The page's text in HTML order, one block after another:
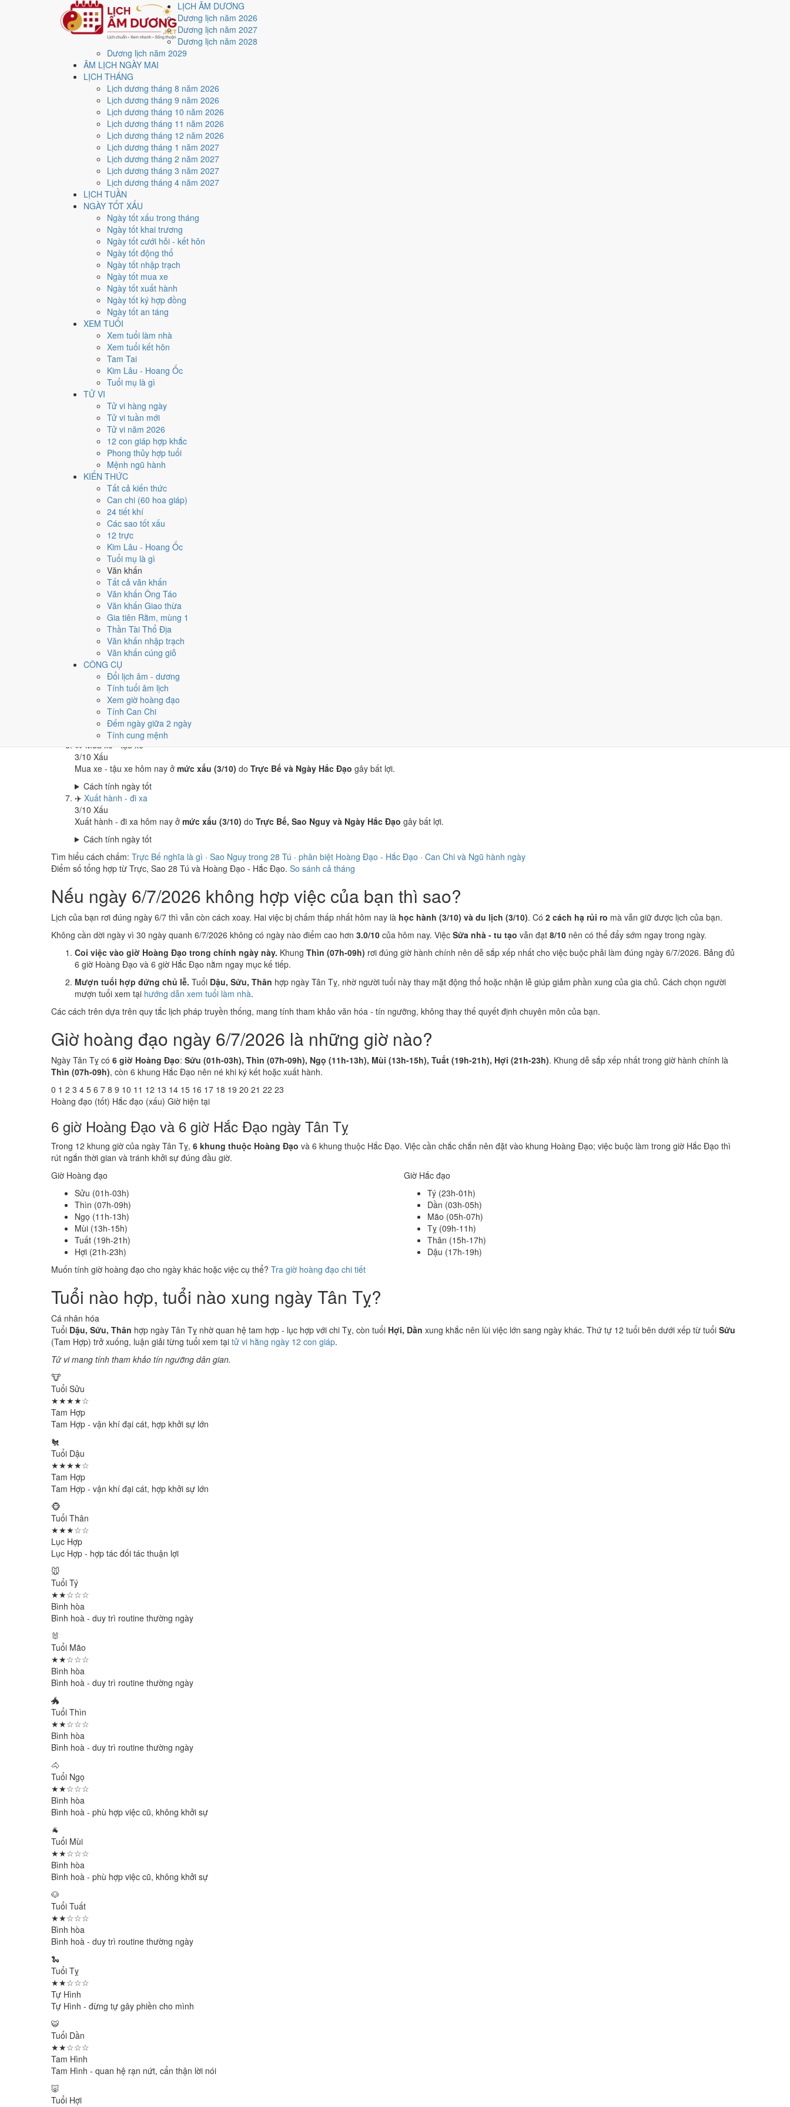
LỊCH ÂM DƯƠNG
Dương lịch năm 2026
Dương lịch năm 2027
Dương lịch năm 2028
Dương lịch năm 2029
ÂM LỊCH NGÀY MAI
LỊCH THÁNG
Lịch dương tháng 8 năm 2026
Lịch dương tháng 9 năm 2026
Lịch dương tháng 10 năm 2026
Lịch dương tháng 11 năm 2026
Lịch dương tháng 12 năm 2026
Lịch dương tháng 1 năm 2027
Lịch dương tháng 2 năm 2027
Lịch dương tháng 3 năm 2027
Lịch dương tháng 4 năm 2027
LỊCH TUẦN
NGÀY TỐT XẤU
Ngày tốt xấu trong tháng
Ngày tốt khai trương
Ngày tốt cưới hỏi - kết hôn
Ngày tốt động thổ
Ngày tốt nhập trạch
Ngày tốt mua xe
Ngày tốt xuất hành
Ngày tốt ký hợp đồng
Ngày tốt an táng
XEM TUỔI
Xem tuổi làm nhà
Xem tuổi kết hôn
Tam Tai
Kim Lâu - Hoang Ốc
Tuổi mụ là gì
TỬ VI
Tử vi hàng ngày
Tử vi tuần mới
Tử vi năm 2026
12 con giáp hợp khắc
Phong thủy hợp tuổi
Mệnh ngũ hành
KIẾN THỨC
Tất cả kiến thức
Can chi (60 hoa giáp)
24 tiết khí
Các sao tốt xấu
12 trực
Kim Lâu - Hoang Ốc
Tuổi mụ là gì
Văn khấn
Tất cả văn khấn
Văn khấn Ông Táo
Văn khấn Giao thừa
Gia tiên Rằm, mùng 1
Thần Tài Thổ Địa
Văn khấn nhập trạch
Văn khấn cúng giỗ
CÔNG CỤ
Đổi lịch âm - dương
Tính tuổi âm lịch
Xem giờ hoàng đạo
Tính Can Chi
Đếm ngày giữa 2 ngày
Tính cung mệnh
Trang chủ
Lịch năm 2026
Tháng 7/2026
Ngày 6/7/2026 (Tân Tỵ)
Xem ngày6/7/2026
Ngày 6/7/2026 dương lịch (Thứ Hai) là ngày 22/5/2026 âm lịch
điểm trung bình3.0/10cho các việc quan trọng. Giờ Hoàng Đạo trong ngày:
Ngày Dương
Ngày Âm
Tháng 7 năm 2026
Tháng 5 âm năm 2026
Giáp Ngọ
Ngày Tân Tỵ có TrựcBế (ngày đóng cửa, bế tắc) và gặp Sao
Dậu, Sửu, Thânhợp ngày; tuổi
Ngày 6/7/2026 tốt hay xấu cho việc gì?
Ngày 6/7/2026 đạt3.0/10trung bình cho 7 việc chính: cao nhất là
Vũ hắc đạo nên điểm từng việc chênh nhau như bảng dưới.
💍
Cưới hỏi - đính hôn
Xấu
Cưới hỏi - đính hôn hôm nay ở
Cách tính ngày tốt
Khai trương - mở cửa hàng
Xấu
Khai trương - mở cửa hàng hôm nay ở
Cách tính ngày tốt
Ký hợp đồng - giao ước
Xấu
Ký hợp đồng - giao ước hôm nay ở
Cách tính ngày tốt
Động thổ - khởi công
Xấu
Động thổ - khởi công hôm nay ở
Cách tính ngày tốt
Nhập trạch - vào nhà mới
Xấu
Nhập trạch - vào nhà mới hôm nay ở
Cách tính ngày tốt
🚗Mua xe - tậu xe
3/10 Xấu
Mua xe - tậu xe hôm nay ở mức xấu (3/10) do Trực Bế và Ngày Hắc Đạo gây bất lợi.
Cách tính ngày tốt
✈️ Xuất hành - đi xa
3/10 Xấu
Xuất hành - đi xa hôm nay ở mức xấu (3/10) do Trực Bế, Sao Nguy và Ngày Hắc Đạo gây bất lợi.
Cách tính ngày tốt
Tìm hiểu cách chấm: Trực Bế nghĩa là gì · Sao Nguy trong 28 Tú · phân biệt Hoàng Đạo - Hắc Đạo · Can Chi và Ngũ hành ngày
Điểm số tổng hợp từ Trực, Sao 28 Tú và Hoàng Đạo - Hắc Đạo. So sánh cả tháng
Nếu ngày 6/7/2026 không hợp việc của bạn thì sao?
Lịch của bạn rơi đúng ngày 6/7 thì vẫn còn cách xoay. Hai việc bị chấm thấp nhất hôm nay là học hành (3/10) và du lịch (3/10). Có 2 cách hạ rủi ro mà vẫn giữ được lịch của bạn.
Không cần dời ngày vì 30 ngày quanh 6/7/2026 không có ngày nào điểm cao hơn 3.0/10 của hôm nay. Việc Sửa nhà - tu tạo vẫn đạt 8/10 nên có thể đẩy sớm ngay trong ngày.
Coi việc vào giờ Hoàng Đạo trong chính ngày này. Khung Thìn (07h-09h) rơi đúng giờ hành chính nên dễ sắp xếp nhất cho việc buộc phải làm đúng ngày 6/7/2026. Bảng đủ
6 giờ Hoàng Đạo và 6 giờ Hắc Đạo nằm ngay mục kế tiếp.
Mượn tuổi hợp đứng chủ lễ. Tuổi Dậu, Sửu, Thân hợp ngày Tân Tỵ, nhờ người tuổi này thay mặt động thổ hoặc nhận lễ giúp giảm phần xung của gia chủ. Cách chọn người
mượn tuổi xem tại hướng dẫn xem tuổi làm nhà.
Các cách trên dựa trên quy tắc lịch pháp truyền thống, mang tính tham khảo văn hóa - tín ngưỡng, không thay thế quyết định chuyên môn của bạn.
Giờ hoàng đạo ngày 6/7/2026 là những giờ nào?
Ngày Tân Tỵ có 6 giờ Hoàng Đạo: Sửu (01h-03h), Thìn (07h-09h), Ngọ (11h-13h), Mùi (13h-15h), Tuất (19h-21h), Hợi (21h-23h). Khung dễ sắp xếp nhất trong giờ hành chính là
Thìn (07h-09h), còn 6 khung Hắc Đạo nên né khi ký kết hoặc xuất hành.
0 1 2 3 4 5 6 7 8 9 10 11 12 13 14 15 16 17 18 19 20 21 22 23
Hoàng đạo (tốt) Hắc đạo (xấu) Giờ hiện tại
6 giờ Hoàng Đạo và 6 giờ Hắc Đạo ngày Tân Tỵ
Trong 12 khung giờ của ngày Tân Tỵ, 6 khung thuộc Hoàng Đạo và 6 khung thuộc Hắc Đạo. Việc cần chắc chắn nên đặt vào khung Hoàng Đạo; việc buộc làm trong giờ Hắc Đạo thì
rút ngắn thời gian và tránh khởi sự đúng đầu giờ.
Giờ Hoàng đạo
Sửu (01h-03h)
Thìn (07h-09h)
Ngọ (11h-13h)
Mùi (13h-15h)
Tuất (19h-21h)
Hợi (21h-23h)
Giờ Hắc đạo
Tý (23h-01h)
Dần (03h-05h)
Mão (05h-07h)
Tỵ (09h-11h)
Thân (15h-17h)
Dậu (17h-19h)
Muốn tính giờ hoàng đạo cho ngày khác hoặc việc cụ thể? Tra giờ hoàng đạo chi tiết
Tuổi nào hợp, tuổi nào xung ngày Tân Tỵ?
Cá nhân hóa
Tuổi Dậu, Sửu, Thân hợp ngày Tân Tỵ nhờ quan hệ tam hợp - lục hợp với chi Tỵ, còn tuổi Hợi, Dần xung khắc nên lùi việc lớn sang ngày khác. Thứ tự 12 tuổi bên dưới xếp từ tuổi Sửu
(Tam Hợp) trở xuống, luận giải từng tuổi xem tại tử vi hằng ngày 12 con giáp.
Tử vi mang tính tham khảo tín ngưỡng dân gian.
🐮
Tuổi Sửu
★★★★☆
Tam Hợp
Tam Hợp - vận khí đại cát, hợp khởi sự lớn
🐔
Tuổi Dậu
★★★★☆
Tam Hợp
Tam Hợp - vận khí đại cát, hợp khởi sự lớn
🐵
Tuổi Thân
★★★☆☆
Lục Hợp
Lục Hợp - hợp tác đối tác thuận lợi
🐭
Tuổi Tý
★★☆☆☆
Bình hòa
Bình hoà - duy trì routine thường ngày
🐰
Tuổi Mão
★★☆☆☆
Bình hòa
Bình hoà - duy trì routine thường ngày
🐲
Tuổi Thìn
★★☆☆☆
Bình hòa
Bình hoà - duy trì routine thường ngày
🐴
Tuổi Ngọ
★★☆☆☆
Bình hòa
Bình hoà - phù hợp việc cũ, không khởi sự
🐐
Tuổi Mùi
★★☆☆☆
Bình hòa
Bình hoà - phù hợp việc cũ, không khởi sự
🐶
Tuổi Tuất
★★☆☆☆
Bình hòa
Bình hoà - duy trì routine thường ngày
🐍
Tuổi Tỵ
★★☆☆☆
Tự Hình
Tự Hình - đừng tự gây phiền cho mình
🐯
Tuổi Dần
★★☆☆☆
Tam Hình
Tam Hình - quan hệ rạn nứt, cẩn thận lời nói
🐷
Tuổi Hợi